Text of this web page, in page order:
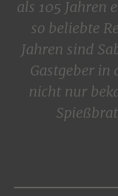
als 105 Jahren
so beliebte
Jahren sind
Gastgeber in
nicht nur